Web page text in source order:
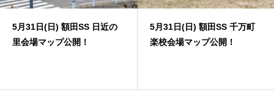
5月31日(日) 額田SS 日近の
里会場マップ公開！
5月31日(日) 額田SS 千万町
楽校会場マップ公開！